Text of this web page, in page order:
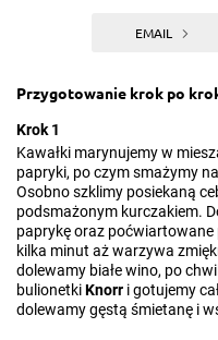
EMAIL
Przygotowanie krok po
Krok 1
Kawałki marynujemy w
papryki, po czym smażymy
Osobno szklimy posiekaną
podsmażonym kurczakiem.
paprykę oraz poćwiartowane
kilka minut aż warzywa
dolewamy białe wino, po
bulionetkiKnorr i gotujemy
dolewamy gęstą śmietanę i